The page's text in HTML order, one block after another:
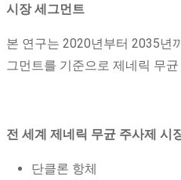
시장 세그먼트
본 연구는 2020년부터 2035년
그먼트를 기준으로 제네릭 무
전 세계 제네릭 무균 주사제 시
단클론 항체